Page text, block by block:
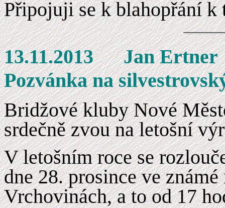
Připojuji se k blahopřání k
13.11.2013
Pozvánka na
Bridžové kluby Nové
srdečně zvou na letošní
V letošním roce se
dne 28. prosince ve
Vrchovinách, a to od 17